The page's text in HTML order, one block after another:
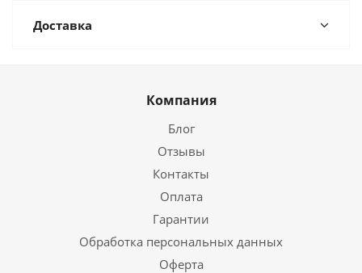
Доставка
Компания
Блог
Отзывы
Контакты
Оплата
Гарантии
Обработка персональных данных
Оферта